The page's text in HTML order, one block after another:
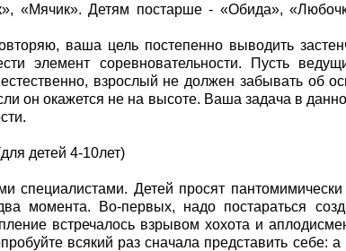
«Мячик». Детям постарше - «Обида»,
ваша цель постепенно выводить
элемент соревновательности. Пусть
взрослый не должен забывать об
он окажется не на высоте. Ваша задача в
детей 4-10лет)
специалистами. Детей просят
момента. Во-первых, надо постараться
встречалось взрывом хохота и
всякий раз сначала представить себе: